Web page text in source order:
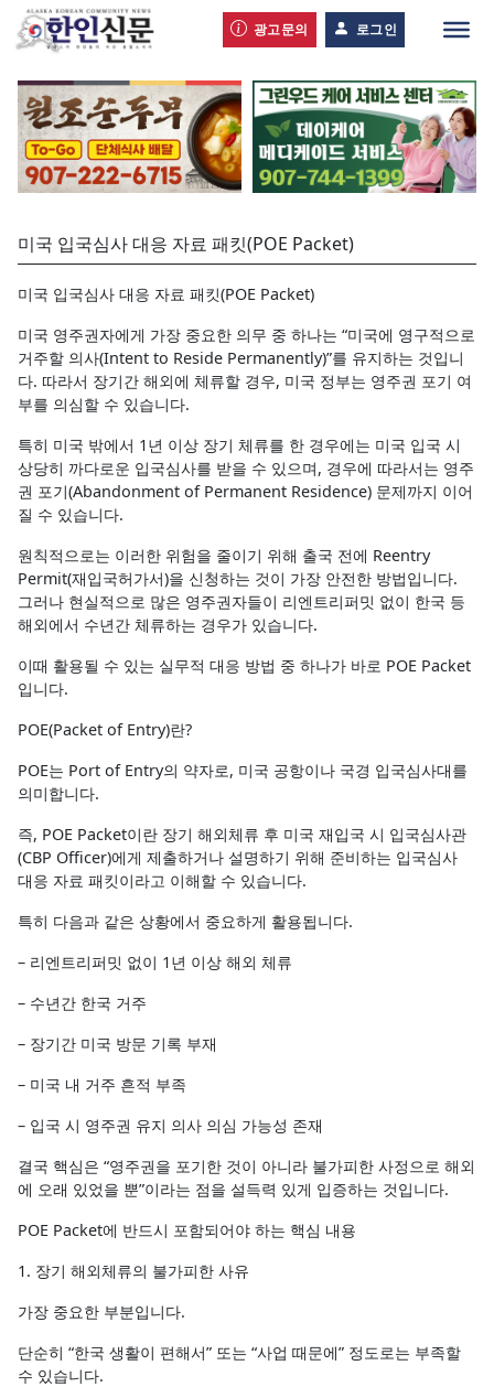
광고문의 로그인
미국 입국심사 대응 자료 패킷(POE Packet)
미국 입국심사 대응 자료 패킷(POE Packet)
미국 영주권자에게 가장 중요한 의무 중 하나는 “미국에 영구적으로
거주할 의사(Intent to Reside Permanently)”를 유지하는 것입니
다. 따라서 장기간 해외에 체류할 경우, 미국 정부는 영주권 포기 여
부를 의심할 수 있습니다.
특히 미국 밖에서 1년 이상 장기 체류를 한 경우에는 미국 입국 시
상당히 까다로운 입국심사를 받을 수 있으며, 경우에 따라서는 영주
권 포기(Abandonment of Permanent Residence) 문제까지 이어
질 수 있습니다.
원칙적으로는 이러한 위험을 줄이기 위해 출국 전에 Reentry
Permit(재입국허가서)을 신청하는 것이 가장 안전한 방법입니다.
그러나 현실적으로 많은 영주권자들이 리엔트리퍼밋 없이 한국 등
해외에서 수년간 체류하는 경우가 있습니다.
이때 활용될 수 있는 실무적 대응 방법 중 하나가 바로 POE Packet
입니다.
POE(Packet of Entry)란?
POE는 Port of Entry의 약자로, 미국 공항이나 국경 입국심사대를
의미합니다.
즉, POE Packet이란 장기 해외체류 후 미국 재입국 시 입국심사관
(CBP Officer)에게 제출하거나 설명하기 위해 준비하는 입국심사
대응 자료 패킷이라고 이해할 수 있습니다.
특히 다음과 같은 상황에서 중요하게 활용됩니다.
– 리엔트리퍼밋 없이 1년 이상 해외 체류
– 수년간 한국 거주
– 장기간 미국 방문 기록 부재
– 미국 내 거주 흔적 부족
– 입국 시 영주권 유지 의사 의심 가능성 존재
결국 핵심은 “영주권을 포기한 것이 아니라 불가피한 사정으로 해외
에 오래 있었을 뿐”이라는 점을 설득력 있게 입증하는 것입니다.
POE Packet에 반드시 포함되어야 하는 핵심 내용
1. 장기 해외체류의 불가피한 사유
가장 중요한 부분입니다.
단순히 “한국 생활이 편해서” 또는 “사업 때문에” 정도로는 부족할
수 있습니다.